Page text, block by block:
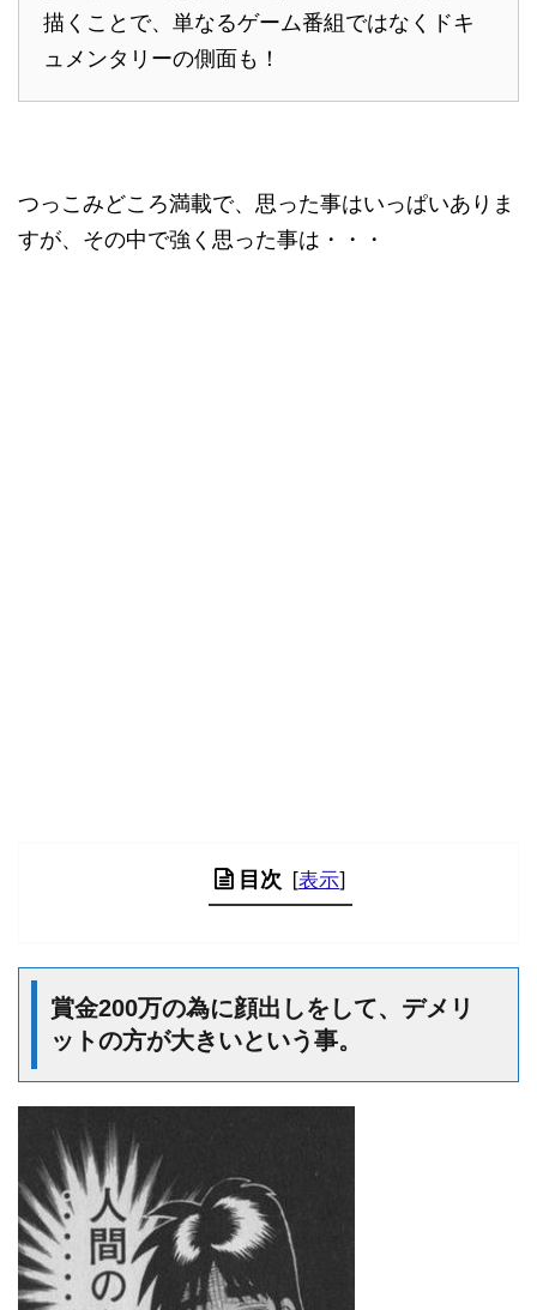
描くことで、単なるゲーム番組ではなくドキ
ュメンタリーの側面も！
つっこみどころ満載で、思った事はいっぱいありま
すが、その中で強く思った事は・・・
目次 [表示]
賞金200万の為に顔出しをして、デメリ
ットの方が大きいという事。